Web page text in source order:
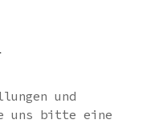
und
uns bitte eine